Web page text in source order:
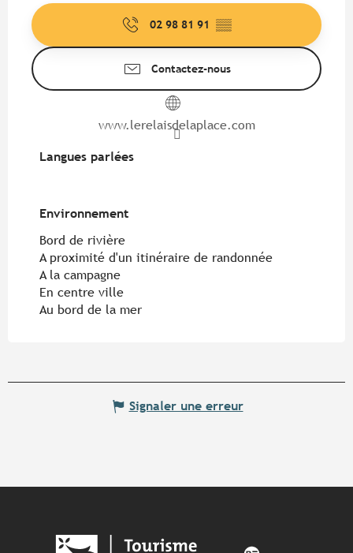
02 98 81 91 ▒▒
Contactez-nous
www.lerelaisdelaplace.com
Langues parlées
Langues parlées
Environnement
Environnement
Bord de rivière
A proximité d'un itinéraire de randonnée
A la campagne
En centre ville
Au bord de la mer
Signaler une erreur